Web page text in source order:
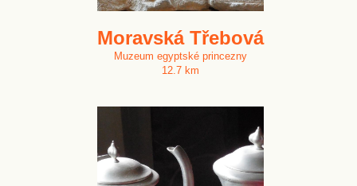
Moravská Třebová
Muzeum egyptské princezny
12.7 km